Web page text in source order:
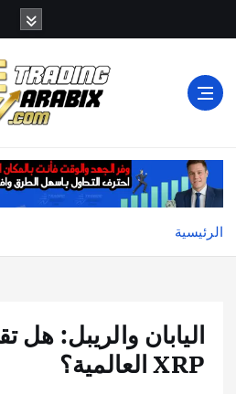
م
الرئيسية
اليابان والريبل: هل
XRP العالمية؟